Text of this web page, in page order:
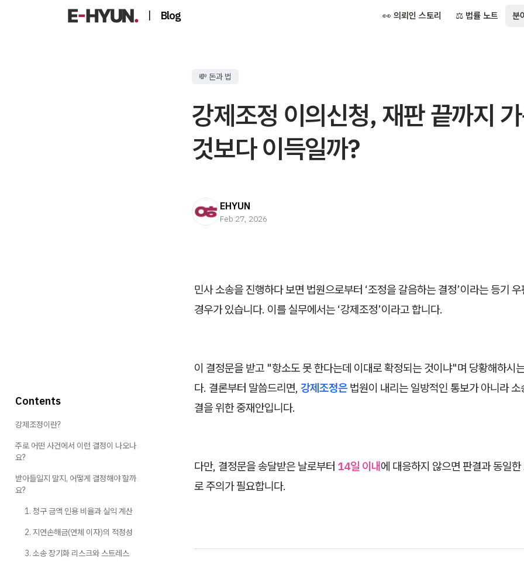
| Blog 👀 의뢰인 스토리 ⚖️ 법률 노트 분
💸 돈과 법
강제조정 이의신청, 재판 끝까지
것보다 이득일까?
EHYUN
Feb 27, 2026
민사 소송을 진행하다 보면 법원으로부터 ‘조정을 갈음하는 결정’이라는 등기
경우가 있습니다. 이를 실무에서는 ‘강제조정’이라고 합니다.
이 결정문을 받고 "항소도 못 한다는데 이대로 확정되는 것이냐"며 당황해하시
다. 결론부터 말씀드리면, 강제조정은 법원이 내리는 일방적인 통보가 아니라
결을 위한 중재안입니다.
다만, 결정문을 송달받은 날로부터 14일 이내에 대응하지 않으면 판결과 동일
로 주의가 필요합니다.
Contents
강제조정이란?
주로 어떤 사건에서 이런 결정이 나오나
요?
받아들일지 말지, 어떻게 결정해야 할까
요?
1. 청구 금액 인용 비율과 실익 계산
2. 지연손해금(연체 이자)의 적정성
3. 소송 장기화 리스크와 스트레스